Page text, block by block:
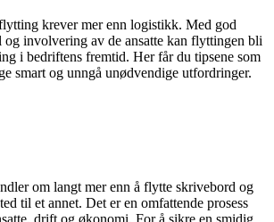
krever mer enn logistikk. Med god
involvering av de ansatte kan flyttingen bli
i bedriftens fremtid. Her får du tipsene som
smart og unngå unødvendige utfordringer.
om langt mer enn å flytte skrivebord og
til et annet. Det er en omfattende prosess
drift og økonomi. For å sikre en smidig